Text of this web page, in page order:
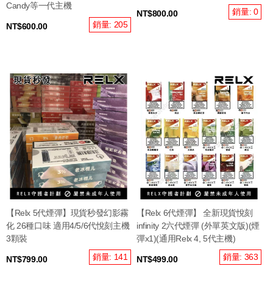
Candy等一代主機
NT$600.00 銷量: 205
NT$800.00 銷量: 0
【Relx 5代煙彈】現貨秒發幻影霧
化 26種口味 適用4/5/6代悅刻主機
3顆裝
NT$799.00 銷量: 141
【Relx 6代煙彈】 全新現貨悅刻
infinity 2六代煙彈 (外單英文版)(煙
彈x1)(通用Relx 4, 5代主機)
NT$499.00 銷量: 363